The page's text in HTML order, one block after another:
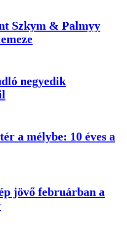
Szkym & Palmyy
negyedik
a mélybe: 10 éves a
jövő februárban a